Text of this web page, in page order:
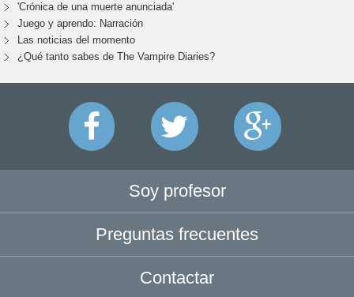
'Crónica de una muerte anunciada'
Juego y aprendo: Narración
Las noticias del momento
¿Qué tanto sabes de The Vampire Diaries?
Soy profesor
Preguntas frecuentes
Contactar